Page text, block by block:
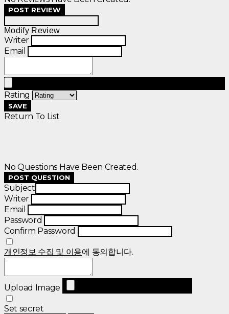
POST REVIEW
Modify Review
Writer
Email
Rating
SAVE
Return To List
No Questions Have Been Created.
POST QUESTION
Subject
Writer
Email
Password
Confirm Password
개인정보 수집 및 이용에 동의합니다.
Upload Image
Set secret